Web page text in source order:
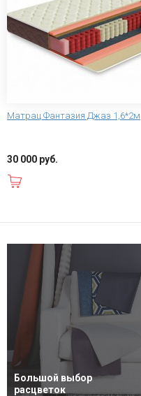
Матрац Фантазия Джаз 1,6*2м
30 000 руб.
Большой выбор
расцветок